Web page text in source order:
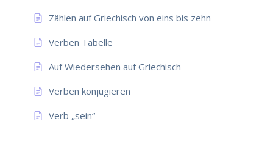
Zählen auf Griechisch von eins bis zehn
Verben Tabelle
Auf Wiedersehen auf Griechisch
Verben konjugieren
Verb „sein“